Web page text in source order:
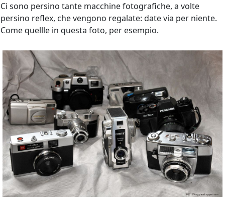
Ci sono persino tante macchine fotografiche, a volte
persino reflex, che vengono regalate: date via per niente.
Come quellle in questa foto, per esempio.